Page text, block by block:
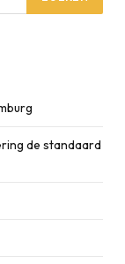
de standaard